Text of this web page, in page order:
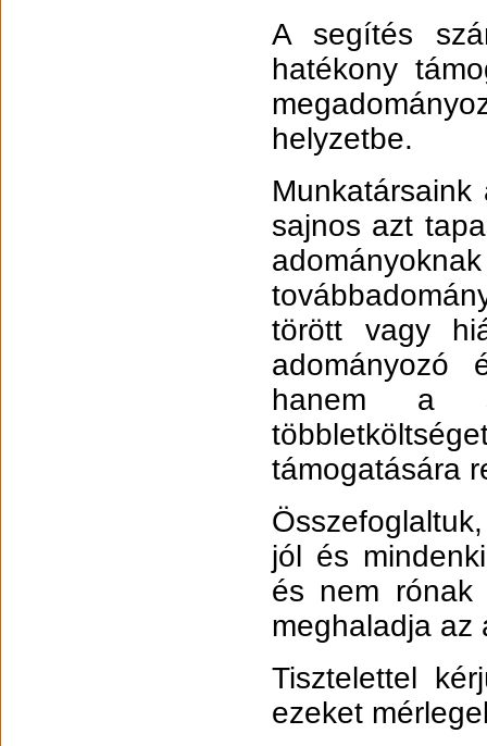
A segítés
hatékony
helyzetbe.
sajnos azt
törött vagy
adományozó
hanem a
támogatására
jól és
és nem rónak
meghaladja az
Tisztelettel
ezeket